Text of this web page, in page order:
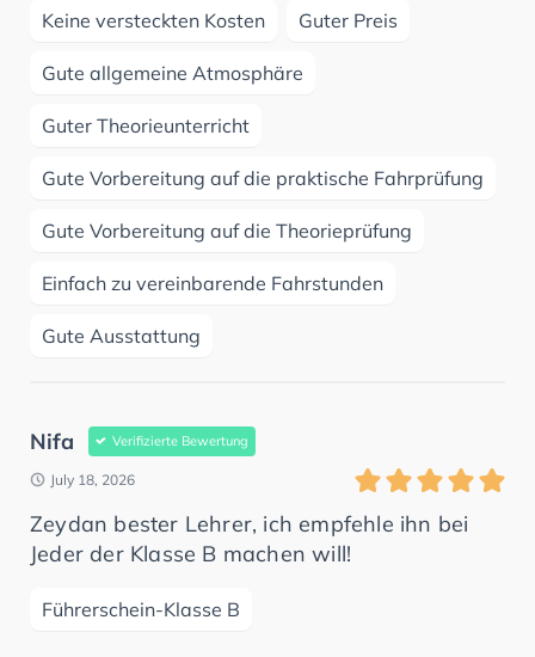
Keine versteckten Kosten Guter Preis
Gute allgemeine Atmosphäre
Guter Theorieunterricht
Gute Vorbereitung auf die praktische Fahrprüfung
Gute Vorbereitung auf die Theorieprüfung
Einfach zu vereinbarende Fahrstunden
Gute Ausstattung
Nifa Verifizierte Bewertung
July 18, 2026
Zeydan bester Lehrer, ich empfehle ihn bei
Jeder der Klasse B machen will!
Führerschein-Klasse B